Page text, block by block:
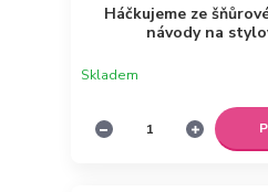
Háčkujeme ze
návody na
Skladem